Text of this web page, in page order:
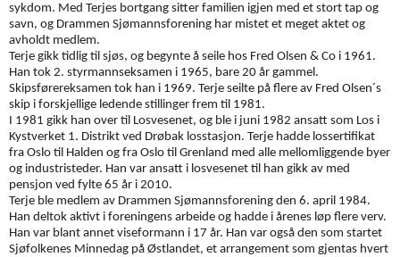
sykdom. Med Terjes bortgang sitter familien igjen med et stort tap og
savn, og Drammen Sjømannsforening har mistet et meget aktet og
avholdt medlem.
Terje gikk tidlig til sjøs, og begynte å seile hos Fred Olsen & Co i 1961.
Han tok 2. styrmannseksamen i 1965, bare 20 år gammel.
Skipsførereksamen tok han i 1969. Terje seilte på flere av Fred Olsen´s
skip i forskjellige ledende stillinger frem til 1981.
I 1981 gikk han over til Losvesenet, og ble i juni 1982 ansatt som Los i
Kystverket 1. Distrikt ved Drøbak losstasjon. Terje hadde lossertifikat
fra Oslo til Halden og fra Oslo til Grenland med alle mellomliggende byer
og industristeder. Han var ansatt i losvesenet til han gikk av med
pensjon ved fylte 65 år i 2010.
Terje ble medlem av Drammen Sjømannsforening den 6. april 1984.
Han deltok aktivt i foreningens arbeide og hadde i årenes løp flere verv.
Han var blant annet viseformann i 17 år. Han var også den som startet
Sjøfolkenes Minnedag på Østlandet, et arrangement som gjentas hvert